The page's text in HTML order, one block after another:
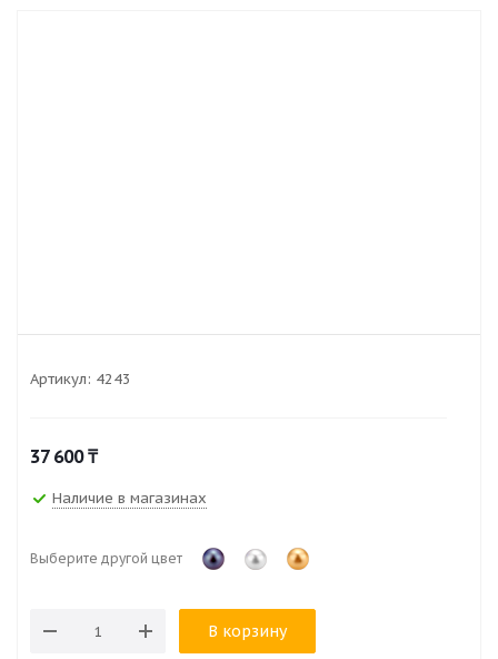
Артикул: 4243
37 600₸
Наличие в магазинах
Выберите другой цвет
В корзину